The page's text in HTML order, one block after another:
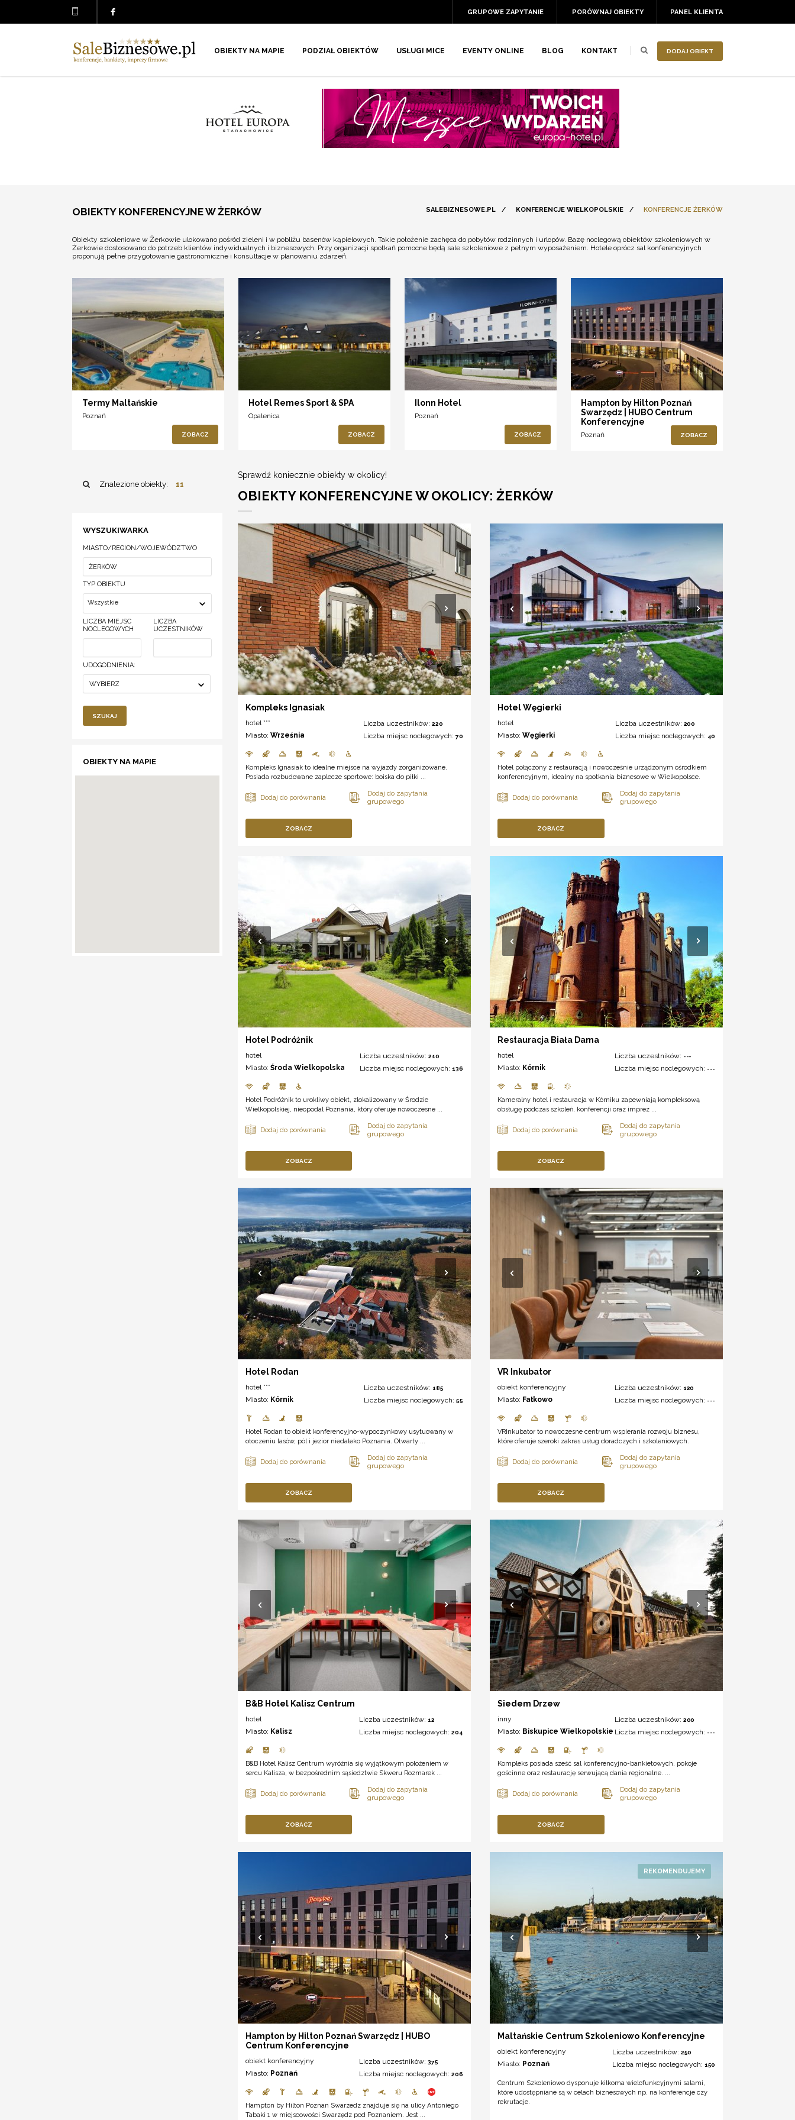
PANEL KLIENTA
PORÓWNAJ OBIEKTY
GRUPOWE ZAPYTANIE
DODAJ OBIEKT
OBIEKTY NA MAPIE PODZIAŁ OBIEKTÓW USŁUGI MICE EVENTY ONLINE BLOG KONTAKT
OBIEKTY KONFERENCYJNE W ŻERKÓW SALEBIZNESOWE.PL / KONFERENCJE WIELKOPOLSKIE / KONFERENCJE ŻERKÓW
Obiekty szkoleniowe w Żerkowie ulokowano pośród zieleni i w pobliżu basenów kąpielowych. Takie położenie zachęca do pobytów rodzinnych i urlopów. Bazę noclegową obiektów szkoleniowych w
Żerkowie dostosowano do potrzeb klientów indywidualnych i biznesowych. Przy organizacji spotkań pomocne będą sale szkoleniowe z pełnym wyposażeniem. Hotele oprócz sal konferencyjnych
proponują pełne przygotowanie gastronomiczne i konsultacje w planowaniu zdarzeń.
Termy Maltańskie
Poznań
ZOBACZ
Hotel Remes Sport & SPA
Opalenica
ZOBACZ
Ilonn Hotel
Poznań
ZOBACZ
Hampton by Hilton Poznań
Swarzędz | HUBO Centrum
Konferencyjne
Poznań ZOBACZ
Znalezione obiekty: 11
WYSZUKIWARKA
MIASTO/REGION/WOJEWÓDZTWO
TYP OBIEKTU
Wszystkie
LICZBA MIEJSC
NOCLEGOWYCH
LICZBA
UCZESTNIKÓW
UDOGODNIENIA:
WYBIERZ
SZUKAJ
OBIEKTY NA MAPIE
Sprawdź koniecznie obiekty w okolicy!
OBIEKTY KONFERENCYJNE W OKOLICY: ŻERKÓW
Kompleks Ignasiak
hotel ***
Miasto: Września
Liczba uczestników:220
Liczba miejsc noclegowych:70
Kompleks Ignasiak to idealne miejsce na wyjazdy zorganizowane.
Posiada rozbudowane zaplecze sportowe: boiska do piłki ...
ZOBACZ
Hotel Węgierki
hotel
Miasto:Węgierki
Liczba uczestników: 200
Liczba miejsc noclegowych: 40
Hotel połączony z restauracją i nowocześnie urządzonym ośrodkiem
konferencyjnym, idealny na spotkania biznesowe w Wielkopolsce.
ZOBACZ
Hotel Podróżnik
hotel
Miasto: Środa Wielkopolska
Liczba uczestników:210
Liczba miejsc noclegowych:136
Hotel Podróżnik to urokliwy obiekt, zlokalizowany w Środzie
Wielkopolskiej, nieopodal Poznania, który oferuje nowoczesne ...
ZOBACZ
Restauracja Biała Dama
hotel
Miasto: Kórnik
Liczba uczestników: ---
Liczba miejsc noclegowych: ---
Kameralny hotel i restauracja w Kórniku zapewniają kompleksową
obsługę podczas szkoleń, konferencji oraz imprez ...
ZOBACZ
Hotel Rodan
hotel ***
Miasto: Kórnik
Liczba uczestników:185
Liczba miejsc noclegowych:55
Hotel Rodan to obiekt konferencyjno-wypoczynkowy usytuowany w
otoczeniu lasów, pól i jezior niedaleko Poznania. Otwarty ...
ZOBACZ
VR Inkubator
obiekt konferencyjny
Miasto: Fałkowo
Liczba uczestników: 120
Liczba miejsc noclegowych: ---
VRInkubator to nowoczesne centrum wspierania rozwoju biznesu,
które oferuje szeroki zakres usług doradczych i szkoleniowych.
ZOBACZ
B&B Hotel Kalisz Centrum
hotel
Miasto: Kalisz
Liczba uczestników:12
Liczba miejsc noclegowych:204
B&B Hotel Kalisz Centrum wyróżnia się wyjątkowym położeniem w
sercu Kalisza, w bezpośrednim sąsiedztwie Skweru Rozmarek ...
ZOBACZ
Siedem Drzew
inny
Miasto: Biskupice Wielkopolskie
Liczba uczestników: 200
Liczba miejsc noclegowych: ---
Kompleks posiada sześć sal konferencyjno-bankietowych, pokoje
gościnne oraz restaurację serwującą dania regionalne. ...
ZOBACZ
Hampton by Hilton Poznań Swarzędz | HUBO
Centrum Konferencyjne
obiekt konferencyjny
Miasto: Poznań
Liczba uczestników:375
Liczba miejsc noclegowych:206
Hampton by Hilton Poznan Swarzedz znajduje się na ulicy Antoniego
Tabaki 1 w miejscowości Swarzędz pod Poznaniem. Jest ...
Maltańskie Centrum Szkoleniowo Konferencyjne
obiekt konferencyjny
Miasto: Poznań
Liczba uczestników: 250
Liczba miejsc noclegowych: 150
Centrum Szkoleniowo dysponuje kilkoma wielofunkcyjnymi salami,
które udostępniane są w celach biznesowych np. na konferencje czy
rekrutacje.